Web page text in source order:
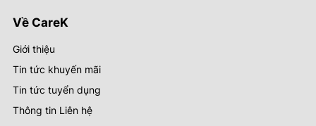
Về CareK
Giới thiệu
Tin tức khuyến mãi
Tin tức tuyển dụng
Thông tin Liên hệ